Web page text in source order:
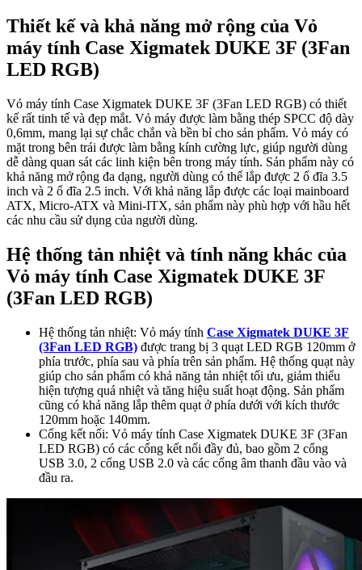
Thiết kế và khả năng mở rộng của Vỏ
máy tính Case Xigmatek DUKE 3F (3Fan
LED RGB)
Vỏ máy tính Case Xigmatek DUKE 3F (3Fan LED RGB) có thiết
kế rất tinh tế và đẹp mắt. Vỏ máy được làm bằng thép SPCC độ dày
0,6mm, mang lại sự chắc chắn và bền bỉ cho sản phẩm. Vỏ máy có
mặt trong bên trái được làm bằng kính cường lực, giúp người dùng
dễ dàng quan sát các linh kiện bên trong máy tính. Sản phẩm này có
khả năng mở rộng đa dạng, người dùng có thể lắp được 2 ổ đĩa 3.5
inch và 2 ổ đĩa 2.5 inch. Với khả năng lắp được các loại mainboard
ATX, Micro-ATX và Mini-ITX, sản phẩm này phù hợp với hầu hết
các nhu cầu sử dụng của người dùng.
Hệ thống tản nhiệt và tính năng khác của
Vỏ máy tính Case Xigmatek DUKE 3F
(3Fan LED RGB)
Hệ thống tản nhiệt: Vỏ máy tính Case Xigmatek DUKE 3F
(3Fan LED RGB) được trang bị 3 quạt LED RGB 120mm ở
phía trước, phía sau và phía trên sản phẩm. Hệ thống quạt này
giúp cho sản phẩm có khả năng tản nhiệt tối ưu, giảm thiểu
hiện tượng quá nhiệt và tăng hiệu suất hoạt động. Sản phẩm
cũng có khả năng lắp thêm quạt ở phía dưới với kích thước
120mm hoặc 140mm.
Cổng kết nối: Vỏ máy tính Case Xigmatek DUKE 3F (3Fan
LED RGB) có các cổng kết nối đầy đủ, bao gồm 2 cổng
USB 3.0, 2 cổng USB 2.0 và các cổng âm thanh đầu vào và
đầu ra.